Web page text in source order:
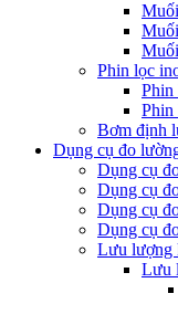
Phin lọc
Phin
Phin
Bơm định
Dụng cụ đo
Dụng cụ
Dụng cụ
Dụng cụ
Dụng cụ
Lưu lượng
Lưu